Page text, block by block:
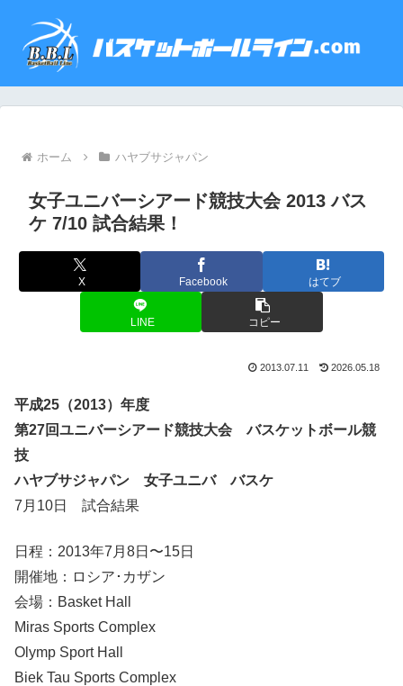
ホーム ハヤブサジャパン
女子ユニバーシアード競技大会 2013 バス
ケ 7/10 試合結果！
X Facebook はてブ
LINE コピー
2013.07.11 2026.05.18
平成25（2013）年度
第27回ユニバーシアード競技大会 バスケットボール競
技
ハヤブサジャパン 女子ユニバ バスケ
7月10日 試合結果
日程：2013年7月8日〜15日
開催地：ロシア･カザン
会場：Basket Hall
Miras Sports Complex
Olymp Sport Hall
Biek Tau Sports Complex